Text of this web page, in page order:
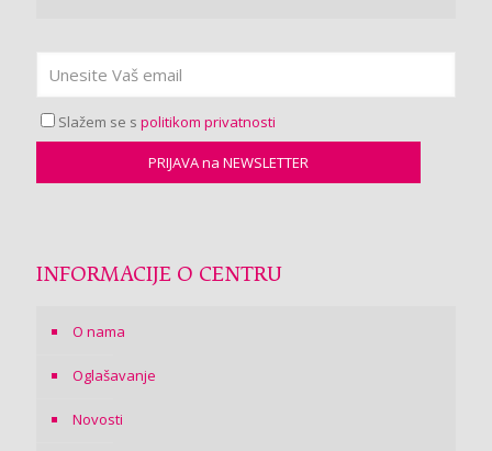
Slažem se s politikom privatnosti
INFORMACIJE O CENTRU
O nama
Oglašavanje
Novosti